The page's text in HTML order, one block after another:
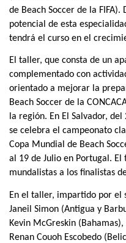
de Beach Soccer de la
potencial de esta
tendrá el curso en el
El taller, que consta de un
complementado con
orientado a mejorar la
Beach Soccer de la
la región. En El Salvador,
se celebra el campeonato
Copa Mundial de Beach
al 19 de Julio en Portugal.
mundalistas a los finalistas
En el taller, impartido por el
Janeil Simon (Antigua y
Kevin McGreskin
Renan Couoh Escobedo